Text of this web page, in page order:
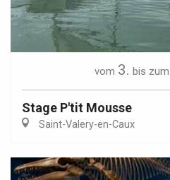
vom 3. bis zum
Stage P'tit Mousse
Saint-Valery-en-Caux